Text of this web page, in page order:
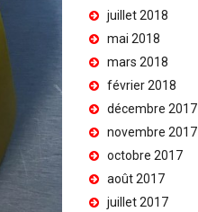
juillet 2018
mai 2018
mars 2018
février 2018
décembre 2017
novembre 2017
octobre 2017
août 2017
juillet 2017